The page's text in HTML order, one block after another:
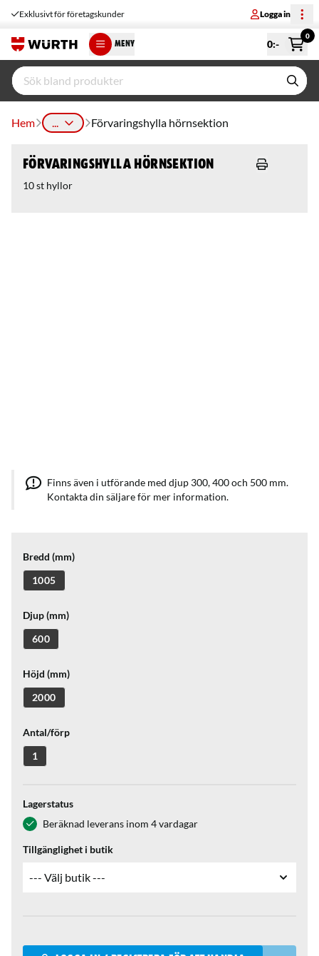
Exklusivt för företagskunder Logga in
MENY 0:-
0
Hem ... Förvaringshylla hörnsektion
Förvaringshylla hörnsektion
10 st hyllor
Finns även i utförande med djup 300, 400 och 500 mm.
Kontakta din säljare för mer information.
Bredd (mm)
1005
Djup (mm)
600
Höjd (mm)
2000
Antal/förp
1
Lagerstatus
Beräknad leverans inom 4 vardagar
Tillgänglighet i butik
Qantity